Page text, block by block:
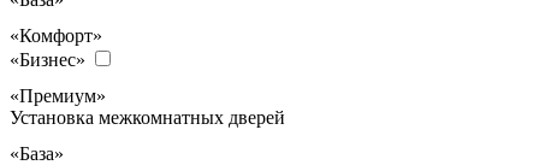
«Комфорт»
«Бизнес»
«Премиум»
Установка межкомнатных дверей
«База»